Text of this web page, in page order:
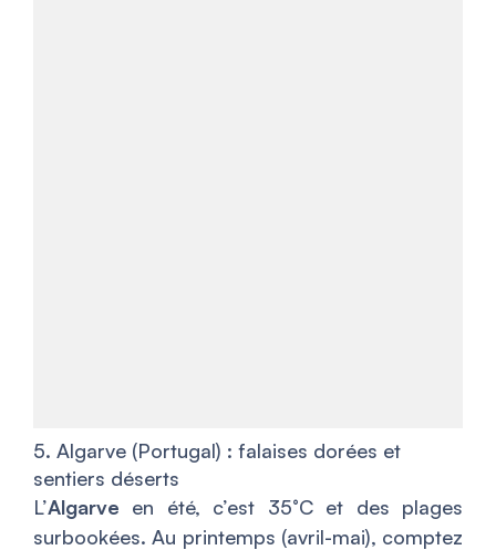
5. Algarve (Portugal) : falaises dorées et
sentiers déserts
L’Algarve en été, c’est 35°C et des plages
surbookées. Au printemps (avril-mai), comptez